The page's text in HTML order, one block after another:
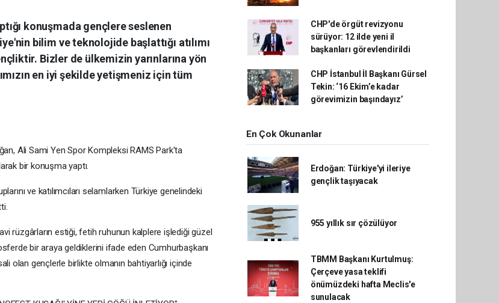
konuşmada gençlere seslenen
bilim ve teknolojide başlattığı atılımı
Bizler de ülkemizin yarınlarına yön
en iyi şekilde yetişmeniz için tüm
Ali Sami Yen Spor Kompleksi RAMS Park'ta
bir konuşma yaptı.
ve katılımcıları selamlarken Türkiye genelindeki
rüzgârların estiği, fetih ruhunun kalplere işlediği güzel
bir araya geldiklerini ifade eden Cumhurbaşkanı
olan gençlerle birlikte olmanın bahtiyarlığı içinde
CHP'de örgüt revizyonu
sürüyor: 12 ilde yeni il
başkanları görevlendirildi
CHP İstanbul İl Başkanı Gürsel
Tekin: ‘16 Ekim’e kadar
görevimizin başındayız’
En Çok Okunanlar
Erdoğan: Türkiye'yi ileriye
gençlik taşıyacak
955 yıllık sır çözülüyor
TBMM Başkanı Kurtulmuş:
Çerçeve yasa teklifi
önümüzdeki hafta Meclis'e
sunulacak